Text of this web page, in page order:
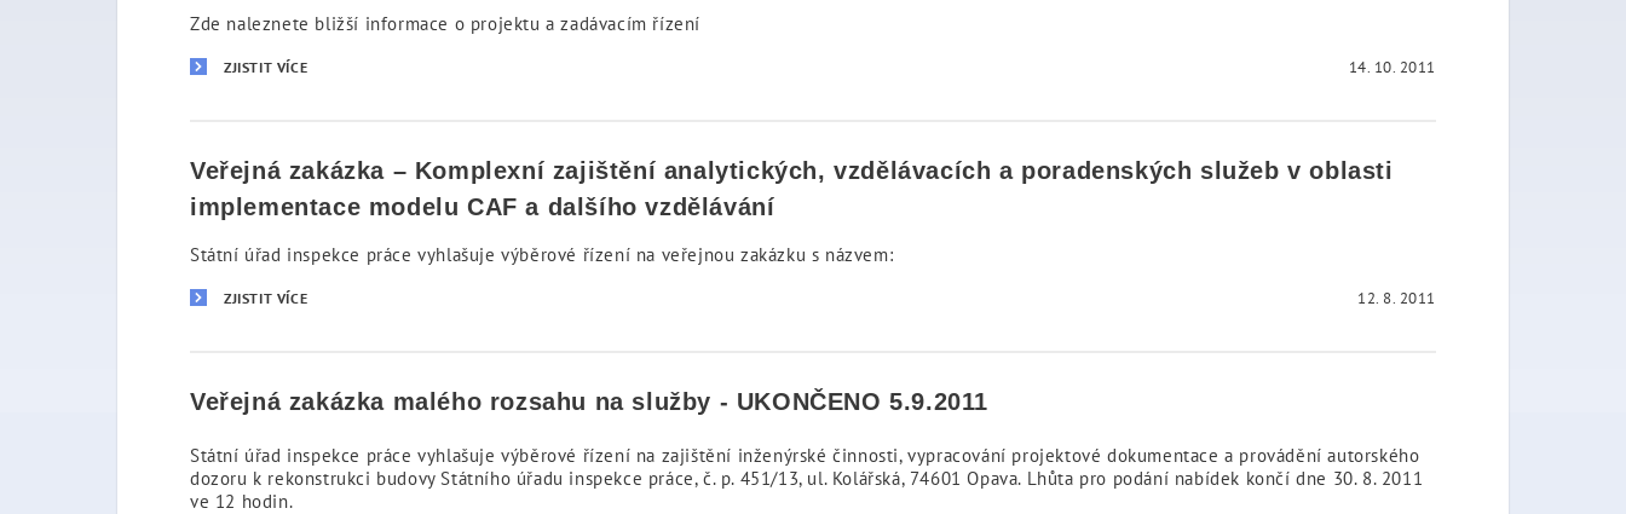
Zde naleznete bližší informace o projektu a zadávacím řízení
ZJISTIT VÍCE 14. 10. 2011
Veřejná zakázka – Komplexní zajištění analytických, vzdělávacích a poradenských služeb v oblasti
implementace modelu CAF a dalšího vzdělávání
Státní úřad inspekce práce vyhlašuje výběrové řízení na veřejnou zakázku s názvem:
ZJISTIT VÍCE 12. 8. 2011
Veřejná zakázka malého rozsahu na služby - UKONČENO 5.9.2011
Státní úřad inspekce práce vyhlašuje výběrové řízení na zajištění inženýrské činnosti, vypracování projektové dokumentace a provádění autorského
dozoru k rekonstrukci budovy Státního úřadu inspekce práce, č. p. 451/13, ul. Kolářská, 74601 Opava. Lhůta pro podání nabídek končí dne 30. 8. 2011
ve 12 hodin.